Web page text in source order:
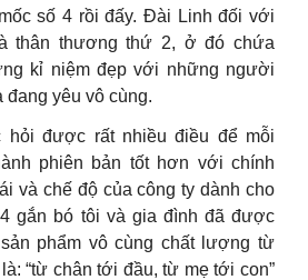
số 4 rồi đấy. Đài Linh đối với
thân thương thứ 2, ở đó chứa
kỉ niệm đẹp với những người
đang yêu vô cùng.
được rất nhiều điều để mỗi
phiên bản tốt hơn với chính
và chế độ của công ty dành cho
gắn bó tôi và gia đình đã được
phẩm vô cùng chất lượng từ
“từ chân tới đầu, từ mẹ tới con”